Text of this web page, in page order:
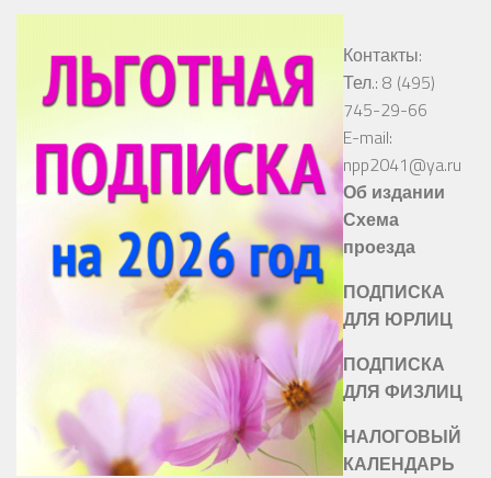
Контакты:
Тел.: 8 (495)
745-29-66
E-mail:
npp2041@ya.ru
Об издании
Схема
проезда
ПОДПИСКА
ДЛЯ ЮРЛИЦ
ПОДПИСКА
ДЛЯ ФИЗЛИЦ
НАЛОГОВЫЙ
КАЛЕНДАРЬ